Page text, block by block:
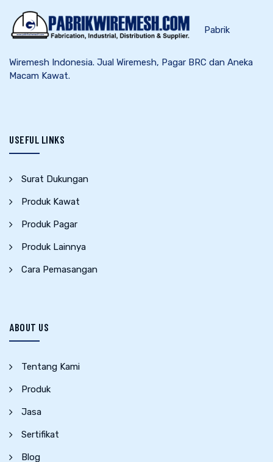
Pabrik
Wiremesh Indonesia. Jual Wiremesh, Pagar BRC dan Aneka
Macam Kawat.
USEFUL LINKS
Surat Dukungan
Produk Kawat
Produk Pagar
Produk Lainnya
Cara Pemasangan
ABOUT US
Tentang Kami
Produk
Jasa
Sertifikat
Blog